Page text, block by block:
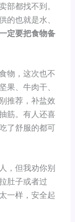
部都找不到。
的也就是水、
定要把食物备
物，这次也不
果、牛肉干、
推荐，补盐效
筋。有人还喜
了舒服的都可
，但我劝你别
肚子或者过
一样，安全起